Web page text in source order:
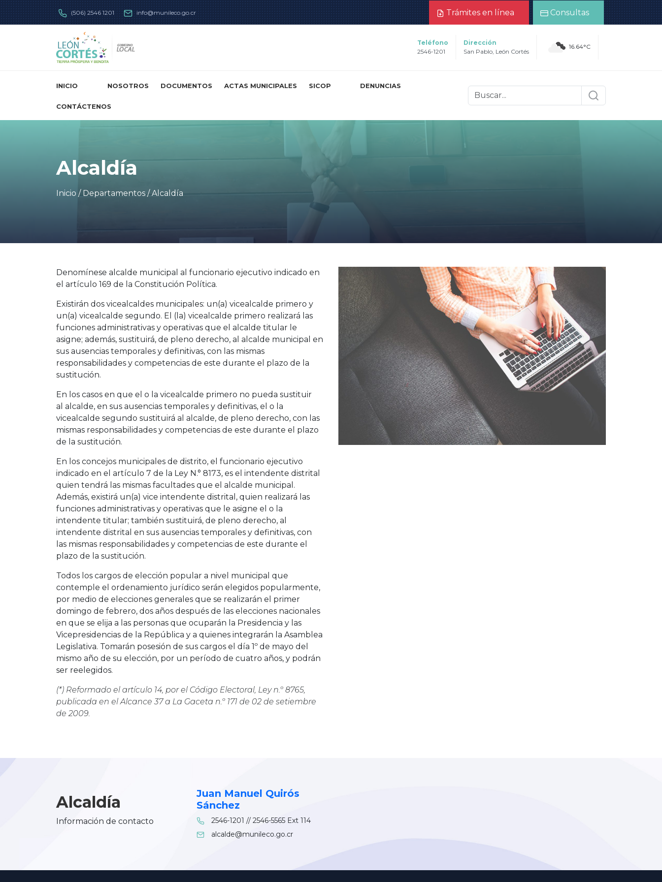
(506) 2546 1201 info@munileco.go.cr Trámites en línea Consultas
Teléfono
2546-1201
Dirección
San Pablo, León Cortés
16.64°C
INICIO NOSOTROS DOCUMENTOS ACTAS MUNICIPALES SICOP DENUNCIAS
CONTÁCTENOS
Alcaldía
Inicio / Departamentos / Alcaldía
Denomínese alcalde municipal al funcionario ejecutivo indicado en
el artículo 169 de la Constitución Política.
Existirán dos vicealcaldes municipales: un(a) vicealcalde primero y
un(a) vicealcalde segundo. El (la) vicealcalde primero realizará las
funciones administrativas y operativas que el alcalde titular le
asigne; además, sustituirá, de pleno derecho, al alcalde municipal en
sus ausencias temporales y definitivas, con las mismas
responsabilidades y competencias de este durante el plazo de la
sustitución.
En los casos en que el o la vicealcalde primero no pueda sustituir
al alcalde, en sus ausencias temporales y definitivas, el o la
vicealcalde segundo sustituirá al alcalde, de pleno derecho, con las
mismas responsabilidades y competencias de este durante el plazo
de la sustitución.
En los concejos municipales de distrito, el funcionario ejecutivo
indicado en el artículo 7 de la Ley N.° 8173, es el intendente distrital
quien tendrá las mismas facultades que el alcalde municipal.
Además, existirá un(a) vice intendente distrital, quien realizará las
funciones administrativas y operativas que le asigne el o la
intendente titular; también sustituirá, de pleno derecho, al
intendente distrital en sus ausencias temporales y definitivas, con
las mismas responsabilidades y competencias de este durante el
plazo de la sustitución.
Todos los cargos de elección popular a nivel municipal que
contemple el ordenamiento jurídico serán elegidos popularmente,
por medio de elecciones generales que se realizarán el primer
domingo de febrero, dos años después de las elecciones nacionales
en que se elija a las personas que ocuparán la Presidencia y las
Vicepresidencias de la República y a quienes integrarán la Asamblea
Legislativa. Tomarán posesión de sus cargos el día 1º de mayo del
mismo año de su elección, por un período de cuatro años, y podrán
ser reelegidos.
(*) Reformado el artículo 14, por el Código Electoral, Ley n.º 8765,
publicada en elAlcance 37 a La Gaceta n.º 171 de 02 de setiembre
de 2009.
Alcaldía
Información de contacto
Juan Manuel Quirós
Sánchez
2546-1201 // 2546-5565 Ext 114
alcalde@munileco.go.cr